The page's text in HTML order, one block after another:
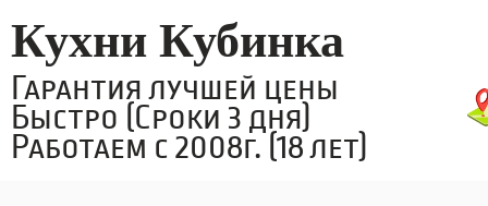
Кухни Кубинка
Гарантия лучшей цены
Быстро (Сроки 3 дня)
Работаем с 2008г. (18 лет)